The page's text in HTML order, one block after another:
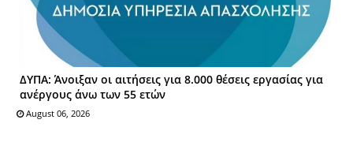
ΔΥΠΑ: Άνοιξαν οι αιτήσεις για 8.000 θέσεις εργασίας για
ανέργους άνω των 55 ετών
August 06, 2026